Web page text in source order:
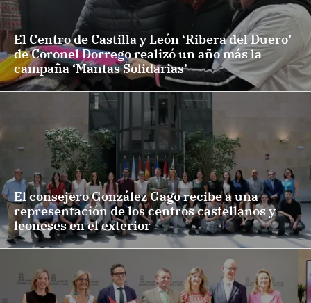
El Centro de Castilla y León ‘Ribera del Duero’
de Coronel Dorrego realizó un año más la
campaña ‘Mantas Solidarias’
El consejero González Gago recibe a una
representación de los centros castellanos y
leoneses en el exterior